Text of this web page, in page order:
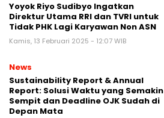
Yoyok Riyo Sudibyo Ingatkan
Direktur Utama RRI dan TVRI untuk
Tidak PHK Lagi Karyawan Non ASN
Kamis, 13 Februari 2025 - 12:07 WIB
News
Sustainability Report & Annual
Report: Solusi Waktu yang Semakin
Sempit dan Deadline OJK Sudah di
Depan Mata